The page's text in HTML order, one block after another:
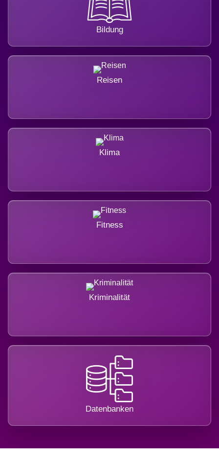
Bildung
Reisen
Klima
Fitness
Kriminalität
Datenbanken